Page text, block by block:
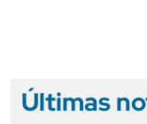
Últimas